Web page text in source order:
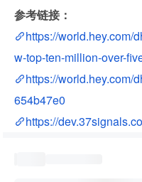
参考链接：
https://world.hey.com/
w-top-ten-million-over-
https://world.hey.com/
654b47e0
https://